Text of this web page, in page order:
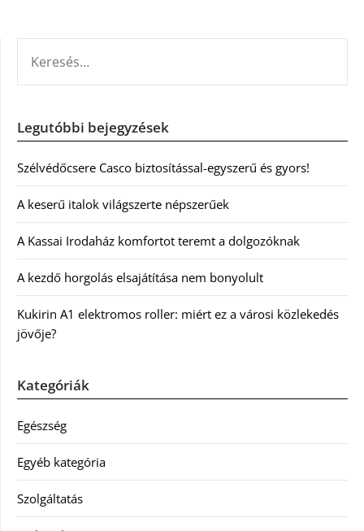
Legutóbbi bejegyzések
Szélvédőcsere Casco biztosítással-egyszerű és gyors!
A keserű italok világszerte népszerűek
A Kassai Irodaház komfortot teremt a dolgozóknak
A kezdő horgolás elsajátítása nem bonyolult
Kukirin A1 elektromos roller: miért ez a városi közlekedés
jövője?
Kategóriák
Egészség
Egyéb kategória
Szolgáltatás